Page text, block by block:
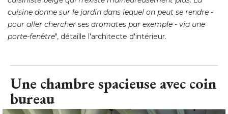
cuisine donne sur le jardin dans lequel on peut se rendre -
pour aller chercher ses aromates par exemple - via une
porte-fenêtre", détaille l'architecte d'intérieur.
Une chambre spacieuse avec coin
bureau